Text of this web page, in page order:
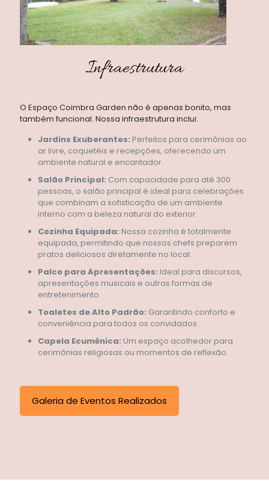
Infraestrutura
O Espaço Coimbra Garden não é apenas bonito, mas
também funcional. Nossa infraestrutura inclui:
Jardins Exuberantes: Perfeitos para cerimônias ao
ar livre, coquetéis e recepções, oferecendo um
ambiente natural e encantador.
Salão Principal: Com capacidade para até 300
pessoas, o salão principal é ideal para celebrações
que combinam a sofisticação de um ambiente
interno com a beleza natural do exterior.
Cozinha Equipada: Nossa cozinha é totalmente
equipada, permitindo que nossos chefs preparem
pratos deliciosos diretamente no local.
Palco para Apresentações: Ideal para discursos,
apresentações musicais e outras formas de
entretenimento.
Toaletes de Alto Padrão: Garantindo conforto e
conveniência para todos os convidados.
Capela Ecumênica: Um espaço acolhedor para
cerimônias religiosas ou momentos de reflexão.
Galeria de Eventos Realizados